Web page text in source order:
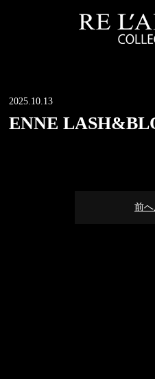
2025.10.13
ENNE
前